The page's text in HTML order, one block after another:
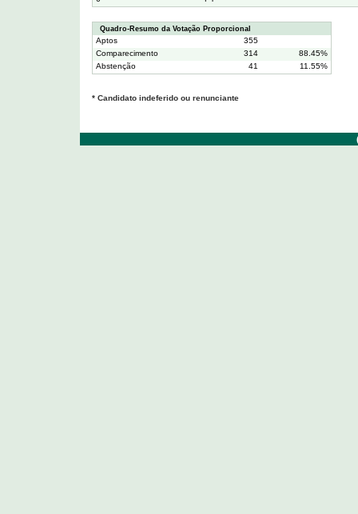
Quadro-Resumo da Votação Proporcional
Aptos
355
Comparecimento
314
88.45%
Abstenção
41 11.55%
* Candidato indeferido ou renunciante